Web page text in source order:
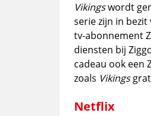
Vikingswordt
serie zijn in bezit
tv-abonnement
diensten bij
cadeau ook een
zoals Vikings
Netflix